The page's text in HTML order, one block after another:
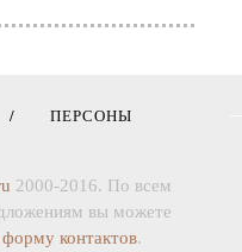
ПЕРСОНЫ
2000-2016. По всем
вы можете
форму контактов.